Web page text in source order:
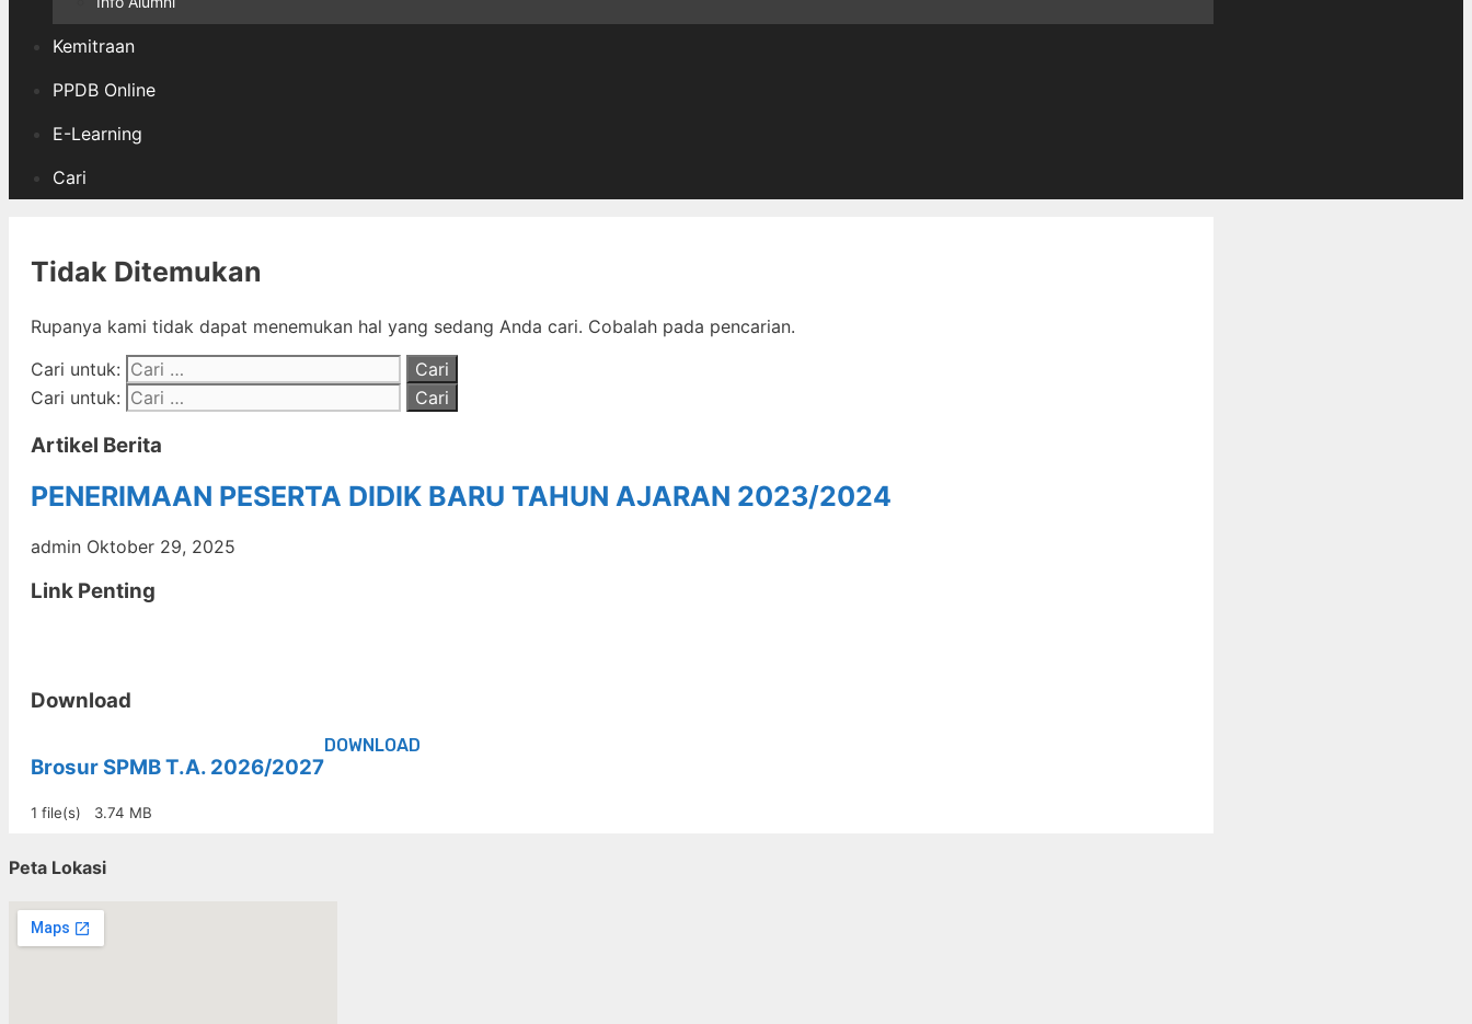
Kemitraan
PPDB Online
E-Learning
Cari
Tidak Ditemukan
Rupanya kami tidak dapat menemukan hal yang sedang Anda cari. Cobalah pada pencarian.
Cari untuk:
Cari untuk:
Artikel Berita
PENERIMAAN PESERTA DIDIK BARU TAHUN AJARAN 2023/2024
admin Oktober 29, 2025
Link Penting
Download
Brosur SPMB T.A. 2026/2027
1 file(s) 3.74 MB
DOWNLOAD
Peta Lokasi